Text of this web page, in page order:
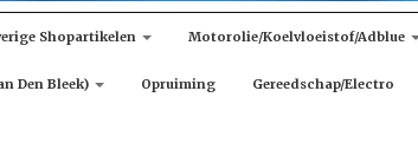
Shopartikelen Motorolie/koelvloeistof/adblue
Den Bleek) Opruiming Gereedschap/Electro